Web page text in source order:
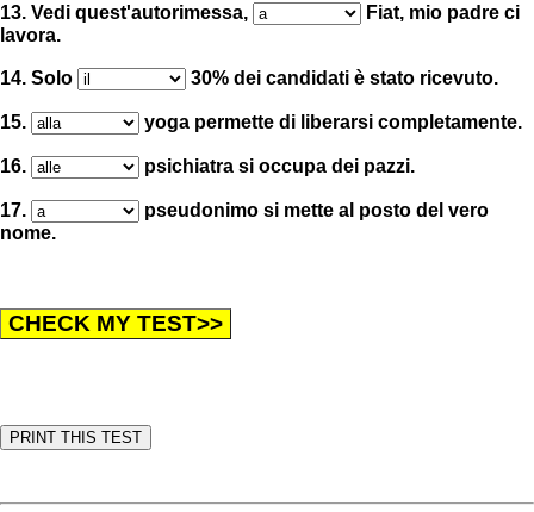
13. Vedi quest'autorimessa,
Fiat, mio padre ci
lavora.
14. Solo 30% dei candidati è stato ricevuto.
15. yoga permette di liberarsi completamente.
16. psichiatra si occupa dei pazzi.
17.
pseudonimo si mette al posto del vero
nome.